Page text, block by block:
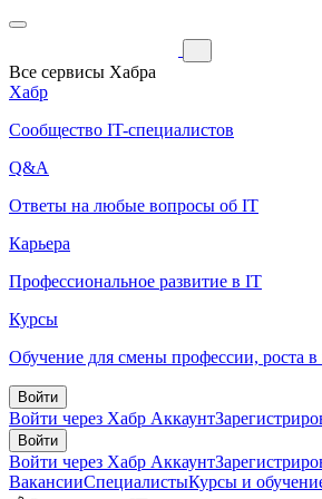
Все сервисы Хабра
Хабр
Сообщество IT-специалистов
Q&A
Ответы на любые вопросы об IT
Карьера
Профессиональное развитие в IT
Курсы
Обучение для смены профессии, роста в
Войти
Войти через Хабр Аккаунт
Войти
Войти через Хабр Аккаунт
ВакансииСпециалистыКурсы и